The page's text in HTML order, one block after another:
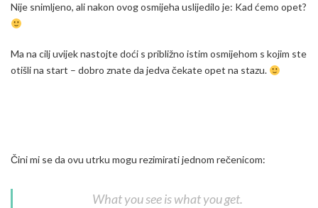
Nije snimljeno, ali nakon ovog osmijeha uslijedilo je: Kad ćemo opet?
Ma na cilj uvijek nastojte doći s približno istim osmijehom s kojim ste
otišli na start – dobro znate da jedva čekate opet na stazu.
Čini mi se da ovu utrku mogu rezimirati jednom rečenicom:
What you see is what you get.